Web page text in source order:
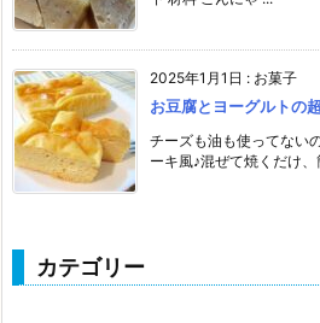
2025年1月1日 : お菓子
お豆腐とヨーグルトの
チーズも油も使ってない
ーキ風♪混ぜて焼くだけ、
カテゴリー